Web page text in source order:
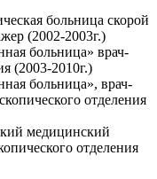
больница скорой
(2002-2003г.)
больница» врач-
(2003-2010г.)
больница», врач-
отделения
медицинский
отделения